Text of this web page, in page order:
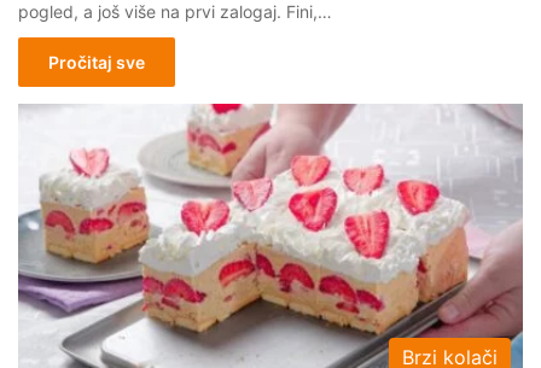
pogled, a još više na prvi zalogaj. Fini,…
Pročitaj sve
Brzi kolači